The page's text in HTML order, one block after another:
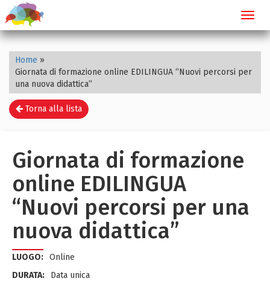
Home »
Giornata di formazione online EDILINGUA “Nuovi percorsi per
una nuova didattica”
Torna alla lista
Giornata di formazione
online EDILINGUA
“Nuovi percorsi per una
nuova didattica”
LUOGO: Online
DURATA:
Data unica